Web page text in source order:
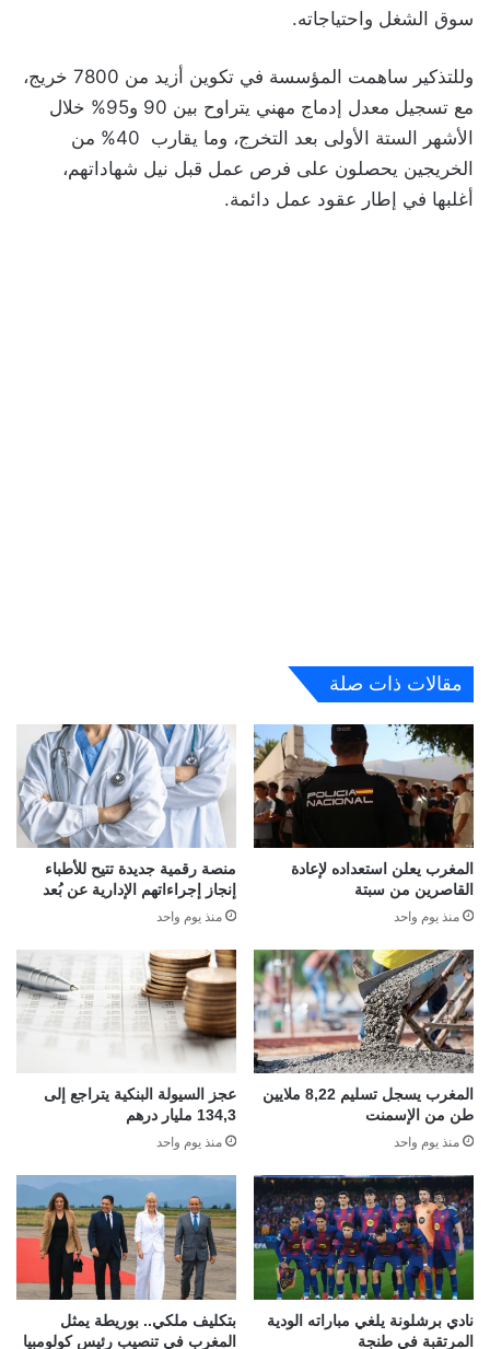
سوق الشغل واحتياجاته.
وللتذكير ساهمت المؤسسة في تكوين أزيد من 7800 خريج،
مع تسجيل معدل إدماج مهني يتراوح بين 90 و95% خلال
الأشهر الستة الأولى بعد التخرج، وما يقارب 40% من
الخريجين يحصلون على فرص عمل قبل نيل شهاداتهم،
أغلبها في إطار عقود عمل دائمة.
مقالات ذات صلة
المغرب يعلن استعداده لإعادة
القاصرين من سبتة
منذ يوم واحد
منصة رقمية جديدة تتيح للأطباء
إنجاز إجراءاتهم الإدارية عن بُعد
منذ يوم واحد
المغرب يسجل تسليم 8,22 ملايين
طن من الإسمنت
منذ يوم واحد
عجز السيولة البنكية يتراجع إلى
134,3 مليار درهم
منذ يوم واحد
نادي برشلونة يلغي مباراته الودية
المرتقبة في طنجة
بتكليف ملكي.. بوريطة يمثل
المغرب في تنصيب رئيس كولومبيا